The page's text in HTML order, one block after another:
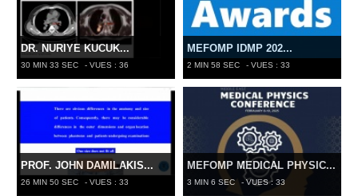
DR. NURIYE KUCUK...
30 MIN 33 SEC - VUES : 36
MEFOMP IDMP 202...
2 MIN 58 SEC - VUES : 33
PROF. JOHN DAMILAKIS...
26 MIN 50 SEC - VUES : 33
MEFOMP MEDICAL PHYSIC...
3 MIN 6 SEC - VUES : 33